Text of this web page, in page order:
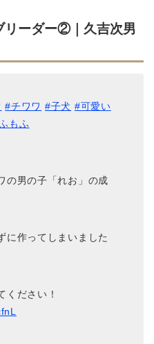
リーダー②｜久吉次男
#チワワ #子犬 #可愛い
もふ
の男の子「れお」の成
に作ってしまいました
ください！